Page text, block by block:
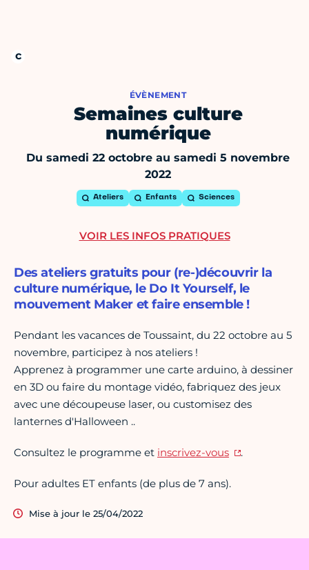
ÉVÈNEMENT
Semaines culture
numérique
Du samedi 22 octobre au samedi 5 novembre
2022
Ateliers Enfants Sciences
Des ateliers gratuits pour (re-)découvrir la
culture numérique, le Do It Yourself, le
mouvement Maker et faire ensemble !
Pendant les vacances de Toussaint, du 22 octobre au 5
novembre, participez à nos ateliers !
Apprenez à programmer une carte arduino, à dessiner
en 3D ou faire du montage vidéo, fabriquez des jeux
avec une découpeuse laser, ou customisez des
lanternes d'Halloween ..
Consultez le programme et inscrivez-vous .
Pour adultes ET enfants (de plus de 7 ans).
Mise à jour le 25/04/2022
VOIR LES INFOS PRATIQUES